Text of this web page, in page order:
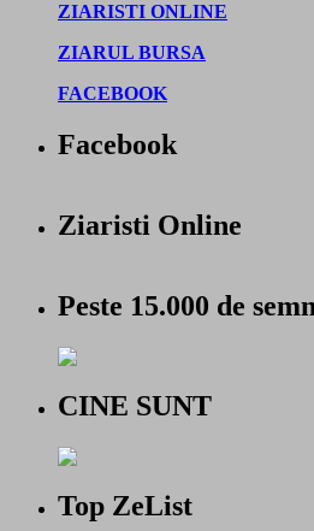
ZIARISTI ONLINE
ZIARUL BURSA
FACEBOOK
Facebook
Ziaristi Online
Peste 15.000 de
CINE SUNT
Top ZeList